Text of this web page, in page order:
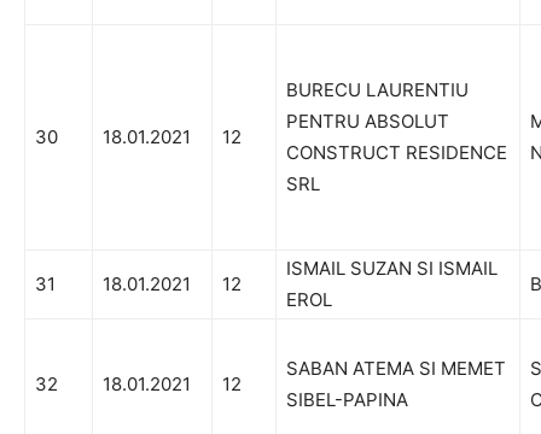
30 18.01.2021 12
BURECU LAURENTIU
PENTRU ABSOLUT
CONSTRUCT RESIDENCE
SRL
31 18.01.2021 12
ISMAIL SUZAN SI ISMAIL
EROL
32 18.01.2021 12
SABAN ATEMA SI MEMET
SIBEL-PAPINA